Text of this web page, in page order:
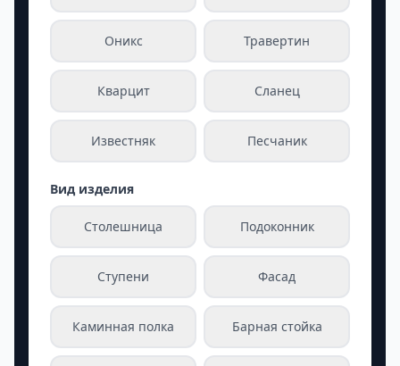
Оникс Травертин
Кварцит Сланец
Известняк Песчаник
Вид изделия
Столешница Подоконник
Ступени Фасад
Каминная полка Барная стойка